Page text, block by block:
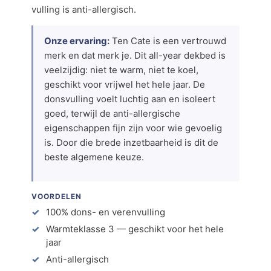
vulling is anti-allergisch.
Onze ervaring: Ten Cate is een vertrouwd
merk en dat merk je. Dit all-year dekbed is
veelzijdig: niet te warm, niet te koel,
geschikt voor vrijwel het hele jaar. De
donsvulling voelt luchtig aan en isoleert
goed, terwijl de anti-allergische
eigenschappen fijn zijn voor wie gevoelig
is. Door die brede inzetbaarheid is dit de
beste algemene keuze.
VOORDELEN
100% dons- en verenvulling
Warmteklasse 3 — geschikt voor het hele
jaar
Anti-allergisch